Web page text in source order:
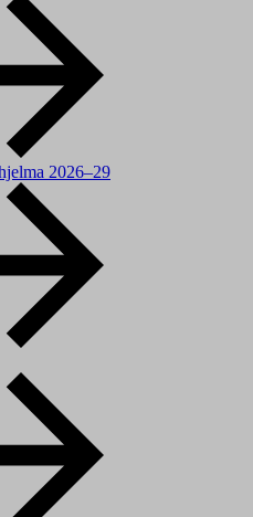
2026–29